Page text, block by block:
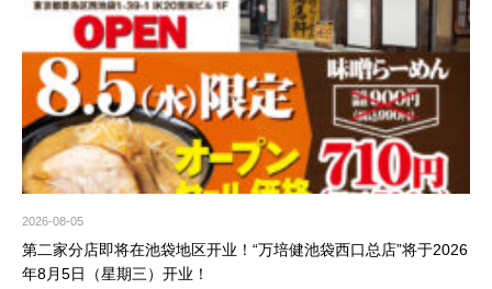
2026-08-05
第二家分店即将在池袋地区开业！“万培健池袋西口总店”将于2026
年8月5日（星期三）开业！